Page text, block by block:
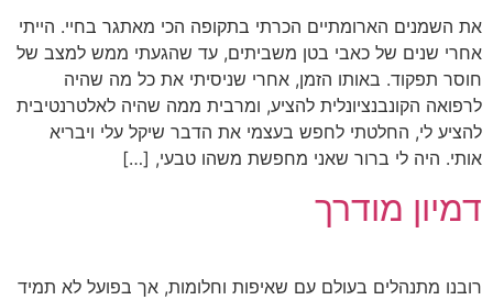
את השמנים הארומתיים הכרתי בתקופה הכי מאתגר בחיי. הייתי
אחרי שנים של כאבי בטן משביתים, עד שהגעתי ממש למצב של
חוסר תפקוד. באותו הזמן, אחרי שניסיתי את כל מה שהיה
לרפואה הקונבנציונלית להציע, ומרבית ממה שהיה לאלטרנטיבית
להציע לי, החלטתי לחפש בעצמי את הדבר שיקל עלי ויבריא
אותי. היה לי ברור שאני מחפשת משהו טבעי, […]
דמיון מודרך
רובנו מתנהלים בעולם עם שאיפות וחלומות, אך בפועל לא תמיד